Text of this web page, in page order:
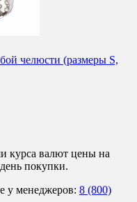
челюсти (размеры S,
курса валют цены на
покупки.
у менеджеров: 8 (800)